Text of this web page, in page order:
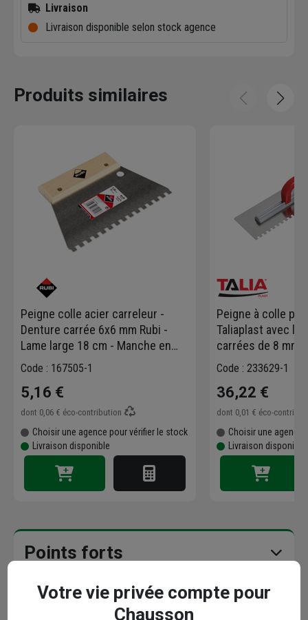
Livraison
Livraison disponible selon stock agence
Produits similaires
Peigne colle acier carreleur -
Denture carrée 6x6 mm Rubi -
Lame large 18 cm - Manche en
bois
Code : 167505-1
5,16 €
dont 0,06 € éco-contribution
Choisir une agence pour vérifier le stock
Livraison disponible
Peigne à colle
Taliaplast avec
carrées de 8 mm
fermée - 49 x
Code : 233629-1
36,22 €
dont 0,01 € éco-
Choisir une agence
Livraison disponible
Points forts
Description
Votre vie privée compte pour
Chausson